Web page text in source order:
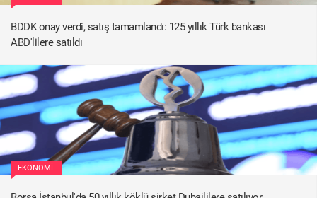
BDDK onay verdi, satış tamamlandı: 125 yıllık Türk bankası
ABD'lilere satıldı
EKONOMI